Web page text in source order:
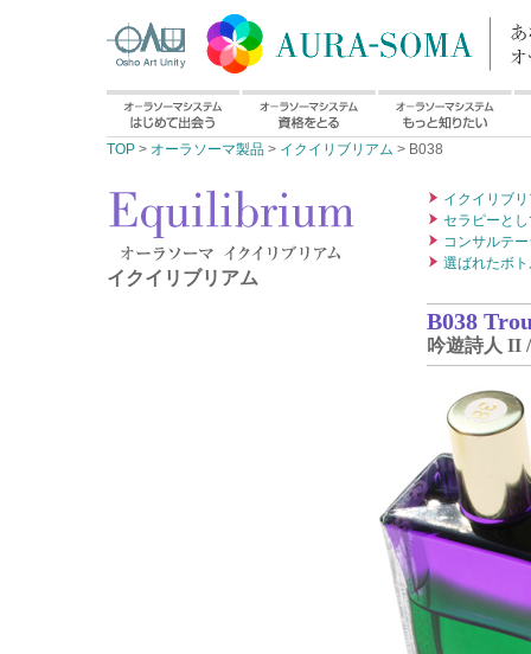
TOP > オーラソーマ製品 > イクイリブリアム > B038
イクイリブリアム
イクイリブ
セラピーと
コンサルテ
選ばれたボ
B038
吟遊詩人 II